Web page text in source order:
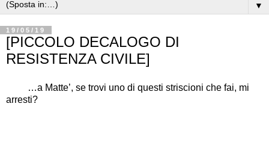
▼
19/05/19
[PICCOLO DECALOGO DI
RESISTENZA CIVILE]
…a Matte’, se trovi uno di questi striscioni che fai, mi
arresti?